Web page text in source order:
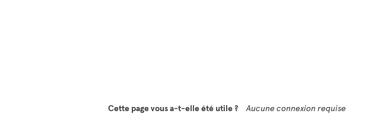
Cette page vous a-t-elle été utile ? Aucune connexion requise